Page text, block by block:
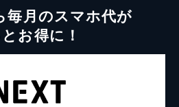
毎月のスマホ代が
お得に！